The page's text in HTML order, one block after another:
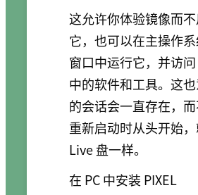
这允许你体验镜像而
它，也可以在主操作
窗口中运行它，并访问
中的软件和工具。这
的会话会一直存在，
重新启动时从头开始
Live 盘一样。
在 PC 中安装 PIXEL